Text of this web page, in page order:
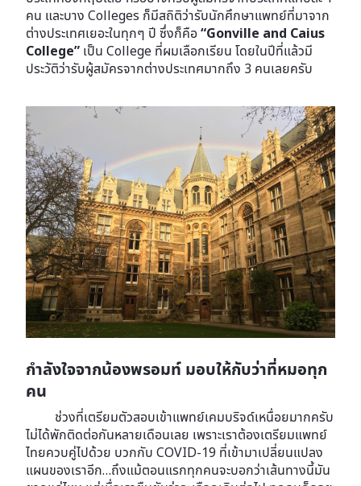
คน และบาง Colleges ก็มีสถิติว่ารับนักศึกษาแพทย์ที่มาจาก
ต่างประเทศเยอะในทุกๆ ปี ซึ่งก็คือ“Gonville and Caius
College” เป็น College ที่ผมเลือกเรียน โดยในปีที่แล้วมี
ประวัติว่ารับผู้สมัครจากต่างประเทศมากถึง 3 คนเลยครับ
กำลังใจจากน้องพรอมท์ มอบให้กับว่าที่หมอทุก
คน
ช่วงที่เตรียมตัวสอบเข้าแพทย์เคมบริจด์เหนื่อยมากครับ
ไม่ได้พักติดต่อกันหลายเดือนเลย เพราะเราต้องเตรียมแพทย์
ไทยควบคู่ไปด้วย บวกกับ COVID-19 ที่เข้ามาเปลี่ยนแปลง
แผนของเราอีก…ถึงแม้ตอนแรกทุกคนจะบอกว่าเส้นทางนี้มัน